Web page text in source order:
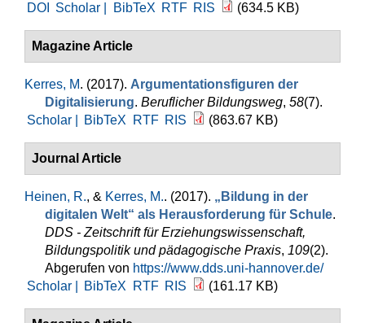
DOI
Scholar | BibTeX RTF RIS (634.5 KB)
Magazine Article
Kerres, M. (2017). Argumentationsfiguren der
Digitalisierung. Beruflicher Bildungsweg, 58(7).
Scholar |
BibTeX RTF RIS (863.67 KB)
Journal Article
Heinen, R., & Kerres, M.. (2017). „Bildung in der
digitalen Welt“ als Herausforderung für Schule.
DDS - Zeitschrift für Erziehungswissenschaft,
Bildungspolitik und pädagogische Praxis, 109(2).
Abgerufen von https://www.dds.uni-hannover.de/
Scholar |
BibTeX RTF RIS (161.17 KB)